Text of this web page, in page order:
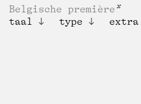
Belgische première
taal
type extra